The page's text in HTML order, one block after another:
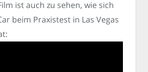
ist auch zu sehen, wie sich
beim Praxistest in Las Vegas